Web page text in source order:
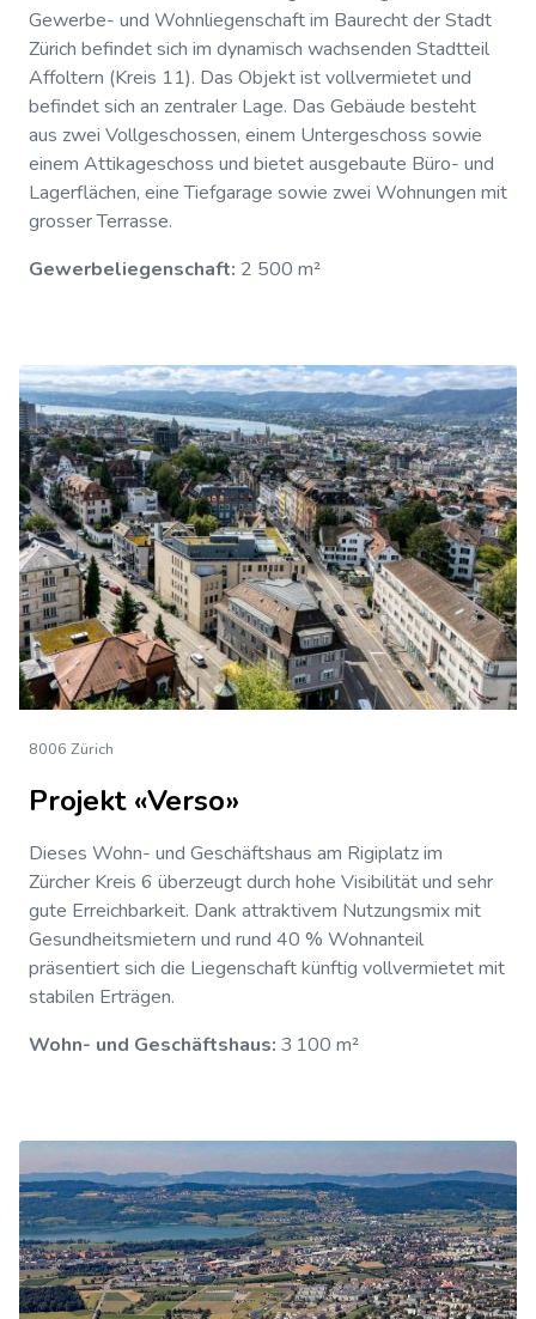
Gewerbe- und Wohnliegenschaft im Baurecht der Stadt
Zürich befindet sich im dynamisch wachsenden Stadtteil
Affoltern (Kreis 11). Das Objekt ist vollvermietet und
befindet sich an zentraler Lage. Das Gebäude besteht
aus zwei Vollgeschossen, einem Untergeschoss sowie
einem Attikageschoss und bietet ausgebaute Büro- und
Lagerflächen, eine Tiefgarage sowie zwei Wohnungen mit
grosser Terrasse.
Gewerbeliegenschaft: 2 500 m²
8006 Zürich
Projekt «Verso»
Dieses Wohn- und Geschäftshaus am Rigiplatz im
Zürcher Kreis 6 überzeugt durch hohe Visibilität und sehr
gute Erreichbarkeit. Dank attraktivem Nutzungsmix mit
Gesundheitsmietern und rund 40 % Wohnanteil
präsentiert sich die Liegenschaft künftig vollvermietet mit
stabilen Erträgen.
Wohn- und Geschäftshaus: 3 100 m²